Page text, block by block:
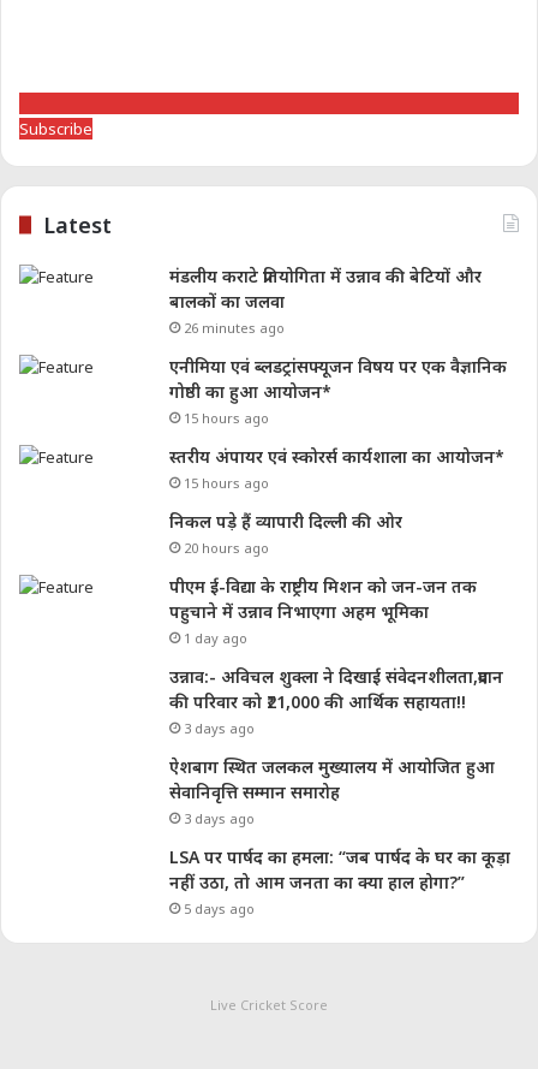
Subscribe
Latest
मंडलीय कराटे प्रतियोगिता में उन्नाव की बेटियों और
बालकों का जलवा
26 minutes ago
एनीमिया एवं ब्लडट्रांसफ्यूजन विषय पर एक वैज्ञानिक
गोष्ठी का हुआ आयोजन*
15 hours ago
स्तरीय अंपायर एवं स्कोरर्स कार्यशाला का आयोजन*
15 hours ago
निकल पड़े हैं व्यापारी दिल्ली की ओर
20 hours ago
पीएम ई-विद्या के राष्ट्रीय मिशन को जन-जन तक
पहुचाने में उन्नाव निभाएगा अहम भूमिका
1 day ago
उन्नाव:- अविचल शुक्ला ने दिखाई संवेदनशीलता,प्रदान
की परिवार को ₹21,000 की आर्थिक सहायता!!
3 days ago
ऐशबाग स्थित जलकल मुख्यालय में आयोजित हुआ
सेवानिवृत्ति सम्मान समारोह
3 days ago
LSA पर पार्षद का हमला: “जब पार्षद के घर का कूड़ा
नहीं उठा, तो आम जनता का क्या हाल होगा?”
5 days ago
Live Cricket Score